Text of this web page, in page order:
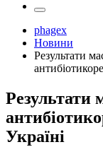
phagex
Новини
Результати
Результати
Україні